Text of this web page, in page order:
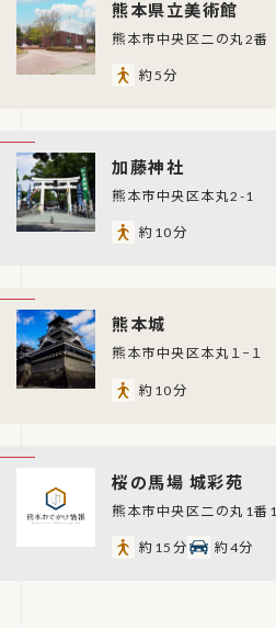
熊本県立美術館
熊本市中央区二の丸2番
約5分
加藤神社
熊本市中央区本丸2-1
約10分
熊本城
熊本市中央区本丸１−１
約10分
桜の馬場 城彩苑
熊本市中央区二の丸1番1
約15分 約4分